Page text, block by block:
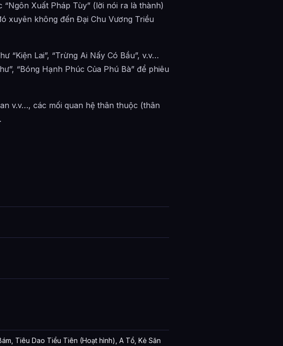
Xuất Pháp Tùy” (lời nói ra là thành)
xuyên không đến Đại Chu Vương Triều
“Kiện Lai”, “Trừng Ai Nấy Có Bầu”, v.v…
“Bóng Hạnh Phúc Của Phú Bà” để phiêu
v.v…, các mối quan hệ thân thuộc (thân
Tiêu Dao Tiểu Tiên (Hoạt hình), A Tổ, Kẻ Săn